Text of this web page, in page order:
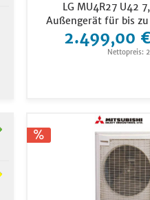
LG MU4R27 U42
Außengerät für bis
2.499,00
Nettopreis: